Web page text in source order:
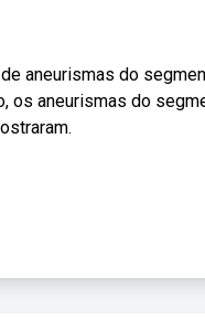
aneurismas do
os aneurismas do